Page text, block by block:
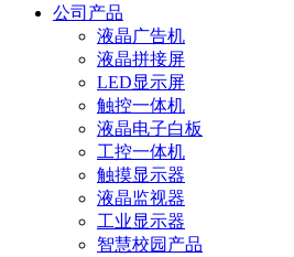
公司产品
液晶广告机
液晶拼接屏
LED显示屏
触控一体机
液晶电子白板
工控一体机
触摸显示器
液晶监视器
工业显示器
智慧校园产品